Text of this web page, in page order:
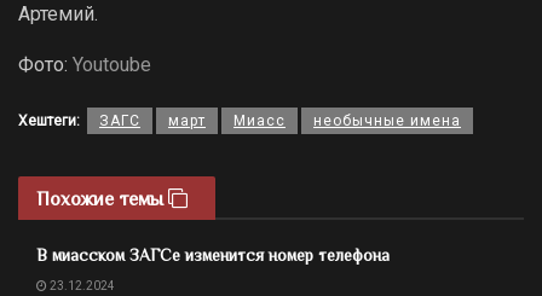
Артемий.
Фото: Youtoube
Хештеги: ЗАГС март Миасс необычные имена
Похожие темы
В миасском ЗАГСе изменится номер телефона
23.12.2024